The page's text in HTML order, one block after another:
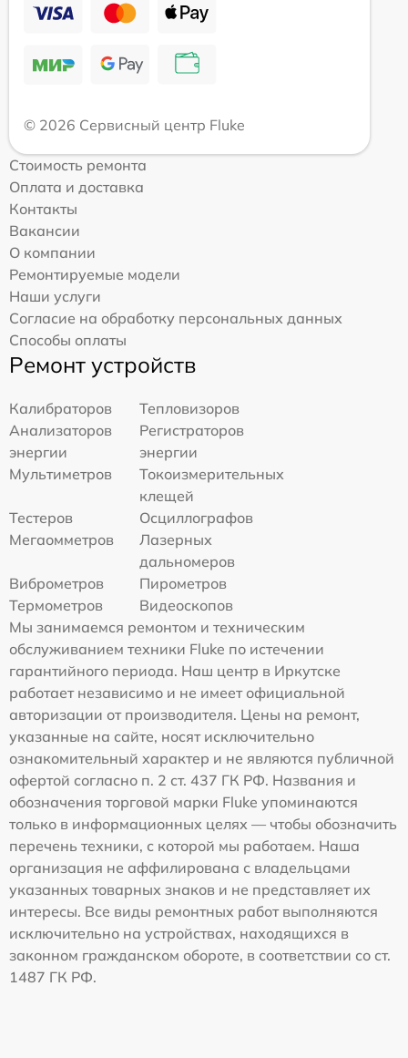
© 2026 Сервисный центр Fluke
Стоимость ремонта
Оплата и доставка
Контакты
Вакансии
О компании
Ремонтируемые модели
Наши услуги
Согласие на обработку персональных данных
Способы оплаты
Ремонт устройств
Калибраторов
Тепловизоров
Анализаторов
энергии
Регистраторов
энергии
Мультиметров
Токоизмерительных
клещей
Тестеров
Осциллографов
Мегаомметров
Лазерных
дальномеров
Виброметров
Пирометров
Термометров
Видеоскопов
Мы занимаемся ремонтом и техническим
обслуживанием техники Fluke по истечении
гарантийного периода. Наш центр в Иркутске
работает независимо и не имеет официальной
авторизации от производителя. Цены на ремонт,
указанные на сайте, носят исключительно
ознакомительный характер и не являются публичной
офертой согласно п. 2 ст. 437 ГК РФ. Названия и
обозначения торговой марки Fluke упоминаются
только в информационных целях — чтобы обозначить
перечень техники, с которой мы работаем. Наша
организация не аффилирована с владельцами
указанных товарных знаков и не представляет их
интересы. Все виды ремонтных работ выполняются
исключительно на устройствах, находящихся в
законном гражданском обороте, в соответствии со ст.
1487 ГК РФ.